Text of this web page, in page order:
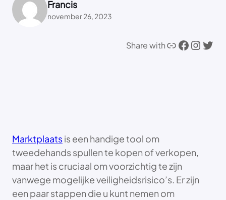
Francis
november 26, 2023
Share withLink Facebook Instagram Twitter
Marktplaatsis een handige tool om
tweedehands spullen te kopen of verkopen,
maar het is cruciaal om voorzichtig te zijn
vanwege mogelijke veiligheidsrisico’s. Er zijn
een paar stappen die u kunt nemen om